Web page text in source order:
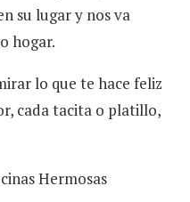
su lugar y nos va
hogar.
lo que te hace feliz
cada tacita o platillo,
Hermosas